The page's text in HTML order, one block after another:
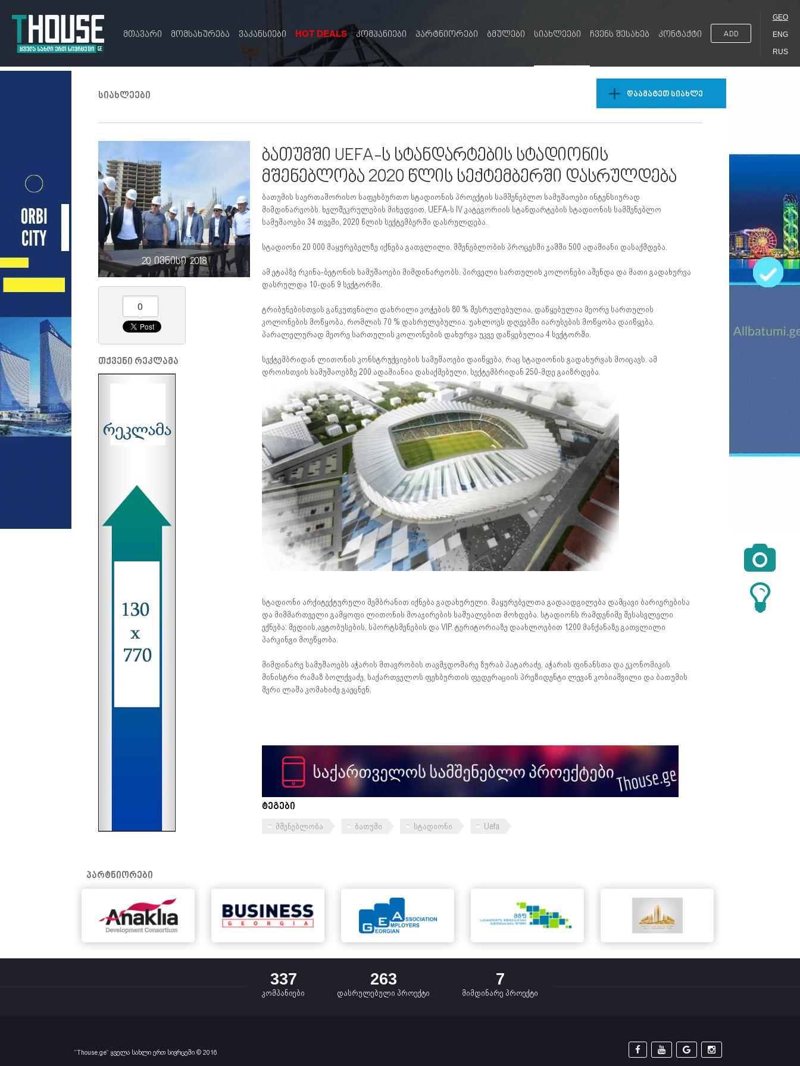
მთავარი მომსახურება ვაკანსიები HOT DEALS კომპანიები პარტნიორები ბმულები სიახლეები ჩვენს შესახებ კონტაქტი ADD
GEO
ENG
RUS
სიახლეები დაამატეთ სიახლე
20 ივნისი 2018
0
თქვენი რეკლამა
ბათუმში UEFA-ს სტანდარტების სტადიონის
მშენებლობა 2020 წლის სექტემბერში დასრულდება
ბათუმის საერთაშორისო საფეხბურთო სტადიონის პროექტის სამშენებლო სამუშაოები ინტენსიურად
მიმდინარეობს. ხელშეკრულების მიხედვით, UEFA-ს IV კატეგორიის სტანდარტების სტადიონის სამშენებლო
სამუშაოები 34 თვეში, 2020 წლის სექტემბერში დასრულდება.
სტადიონი 20 000 მაყურებელზე იქნება გათვლილი. მშენებლობის პროცესში ჯამში 500 ადამიანი დასაქმდება.
ამ ეტაპზე რკინა-ბეტონის სამუშაოები მიმდინარეობს. პირველი სართულის კოლონები აშენდა და მათი გადახურვა
დასრულდა 10-დან 9 სექტორში.
ტრიბუნებისთვის განკუთვნილი დახრილი კოჭების 80 % შესრულებულია, დაწყებულია მეორე სართულის
კოლონების მოწყობა, რომლის 70 % დასრულებულია. უახლოეს დღეებში იარუსების მოწყობა დაიწყება.
პარალელურად მეორე სართულის კოლონების დახურვა უკვე დაწყებულია 4 სექტორში.
სექტემბრიდან ლითონის კონსტრუქციების სამუშაოები დაიწყება, რაც სტადიონის გადახურვას მოიცავს. ამ
დროისთვის სამუშაოებზე 200 ადამიანია დასაქმებული, სექტემბრიდან 250-მდე გაიზრდება.
სტადიონი არქიტექტურული მემბრანით იქნება გადახურული. მაყურებელთა გადაადგილება დამცავი ბარიერებისა
და მიმმართველი გამყოფი ლითონის მოაჯირების საშუალებით მოხდება. სტადიონს რამდენიმე შესასვლელი
ექნება: მედიის,ავტობუსების, სპორტსმენების და VIP. ტერიტორიაზე დაახლოებით 1200 მანქანაზე გათვლილი
პარკინგი მოეწყობა.
მიმდინარე სამუშაოებს აჭარის მთავრობის თავმჯდომარე ზურაბ პატარაძე, აჭარის ფინანსთა და ეკონომიკის
მინისტრი რამაზ ბოლქვაძე, საქართველოს ფეხბურთის ფედერაციის პრეზიდენტი ლევან კობიაშვილი და ბათუმის
მერი ლაშა კომახიძე გაეცნენ.
ტეგები
მშენებლობა ბათუმი სტადიონი Uefa

პარტნიორები
337
კომპანიები
263
დასრულებული პროექტი
7
მიმდინარე პროექტი
“Thouse.ge” ყველა სახლი ერთ სივრცეში © 2016    